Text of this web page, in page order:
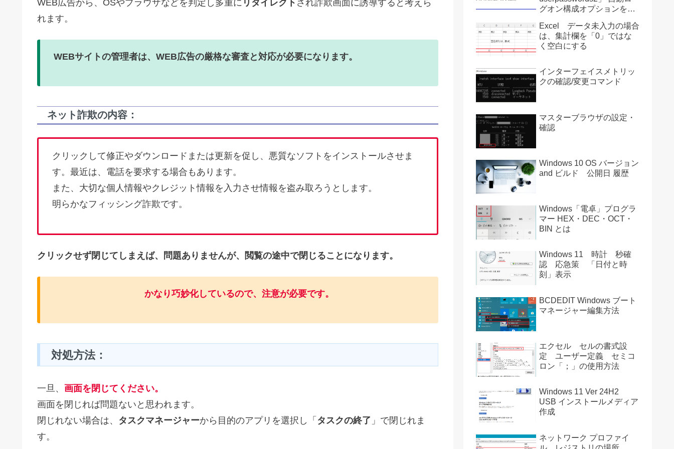
WEB広告から、OSやブラウザなどを判定し多重に リダイレクト され詐欺画面に誘導すると考えら
れます。
WEBサイトの管理者は、WEB広告の厳格な審査と対応が必要になります。
ネット詐欺の内容：
クリックして修正やダウンロードまたは更新を促し、悪質なソフトをインストールさせま
す。最近は、電話を要求する場合もあります。
また、大切な個人情報やクレジット情報を入力させ情報を盗み取ろうとします。
明らかなフィッシング詐欺です。
クリックせず閉じてしまえば、問題ありませんが、閲覧の途中で閉じることになります。
かなり巧妙化しているので、注意が必要です。
対処方法：
一旦、 画面を閉じてください。
画面を閉じれば問題ないと思われます。
閉じれない場合は、 タスクマネージャーから目的のアプリを選択し「 タスクの終了 」で閉じれま
す。
グオン構成オプションを復
Excel データ未入力の場合
は、集計欄を「0」ではな
く空白にする
インターフェイスメトリッ
クの確認/変更コマンド
マスターブラウザの設定・
確認
Windows 10 OS バージョン
and ビルド 公開日 履歴
Windows「電卓」プログラ
マー HEX・DEC・OCT・
BIN とは
Windows 11 時計 秒確
認 応急策 「日付と時
刻」表示
BCDEDIT Windows ブート
マネージャー編集方法
エクセル セルの書式設
定 ユーザー定義 セミコ
ロン「；」の使用方法
Windows 11 Ver 24H2
USB インストールメディア
作成
ネットワーク プロファイ